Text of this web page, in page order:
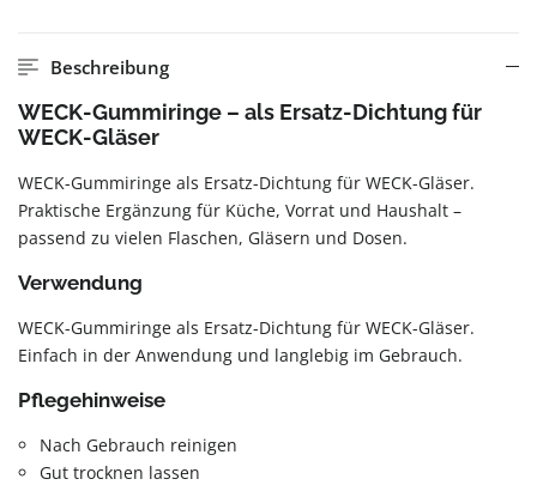
Beschreibung
WECK-Gummiringe – als Ersatz-Dichtung für
WECK-Gläser
WECK-Gummiringe als Ersatz-Dichtung für WECK-Gläser.
Praktische Ergänzung für Küche, Vorrat und Haushalt –
passend zu vielen Flaschen, Gläsern und Dosen.
Verwendung
WECK-Gummiringe als Ersatz-Dichtung für WECK-Gläser.
Einfach in der Anwendung und langlebig im Gebrauch.
Pflegehinweise
Nach Gebrauch reinigen
Gut trocknen lassen